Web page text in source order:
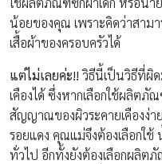
น้อยของคุณ เพราะคิดว่าสาม
เสื้อผ้าของครอบครัวได้
แต่ไม่เลยค่ะ!! วิธีนี้เป็นวิธีที่ผิด
เคืองได้ ซึ่งหากเลือกใช้ผลิต
สัญญาณของผิวระคายเคืองง่า
รอยแดง คุณแม่จึงต้องเลือกใ
ทั่วไป อีกทั้งยังต้องเลือกผลิต